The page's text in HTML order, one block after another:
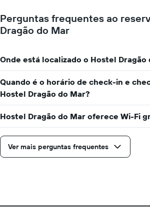
Perguntas frequentes ao
Dragão do Mar
Onde está localizado o Hostel Dragão
Quando é o horário de check-in e
Hostel Dragão do Mar?
Hostel Dragão do Mar oferece Wi-Fi
Ver mais perguntas frequentes